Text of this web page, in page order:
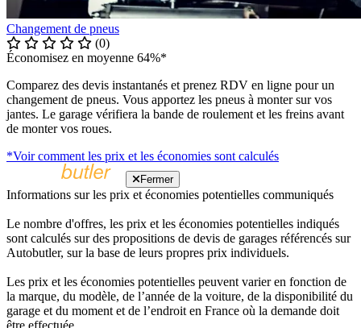
Changement de pneus
(0)
Économisez en moyenne 64%*
Comparez des devis instantanés et prenez RDV en ligne pour un
changement de pneus. Vous apportez les pneus à monter sur vos
jantes. Le garage vérifiera la bande de roulement et les freins avant
de monter vos roues.
*Voir comment les prix et les économies sont calculés
Fermer
Informations sur les prix et économies potentielles communiqués
Le nombre d'offres, les prix et les économies potentielles indiqués
sont calculés sur des propositions de devis de garages référencés sur
Autobutler, sur la base de leurs propres prix individuels.
Les prix et les économies potentielles peuvent varier en fonction de
la marque, du modèle, de l’année de la voiture, de la disponibilité du
garage et du moment et de l’endroit en France où la demande doit
être effectuée.